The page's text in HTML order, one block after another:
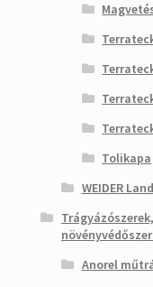
Tolikapa
WEIDER
Anorel